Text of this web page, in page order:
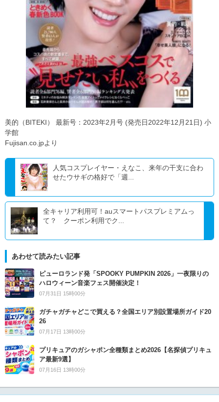
美的（BITEKI） 最新号：2023年2月号 (発売日2022年12月21日) 小
学館
Fujisan.co.jpより
人気コスプレイヤー・えなこ、来年の干支に合わ
せたウサギの格好で「週...
全キャリア利用可！auスマートパスプレミアムっ
て？ クーポン利用でク...
あわせて読みたい記事
ピューロランド発「SPOOKY PUMPKIN 2026」一夜限りの
ハロウィーン音楽フェス開催決定！
07月31日 15時00分
ガチャガチャどこで買える？全国エリア別設置場所ガイド20
26
07月17日 13時00分
プリキュアのガシャポン全種類まとめ2026【名探偵プリキュ
ア最新9選】
07月16日 13時00分